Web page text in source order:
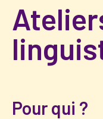
Pour qui ?